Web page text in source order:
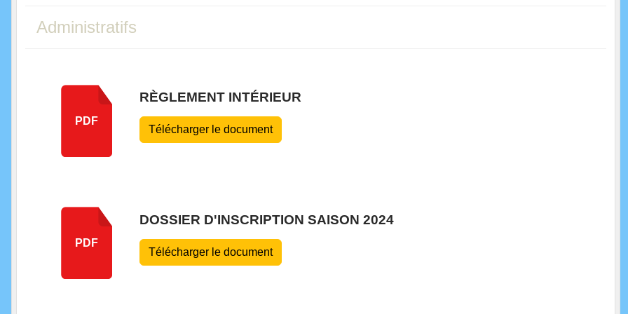
Administratifs
PDF
RÈGLEMENT INTÉRIEUR
Télécharger le document
PDF
DOSSIER D'INSCRIPTION SAISON 2024
Télécharger le document